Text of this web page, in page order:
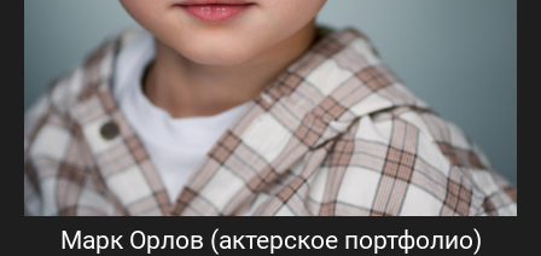
Марк Орлов (актерское портфолио)